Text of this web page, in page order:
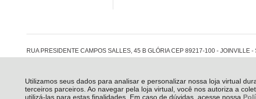
Utilizamos seus dados para analisar e personalizar nossa loja virtual
terceiros parceiros. Ao navegar pela loja virtual, você nos autoriza a
utilizá-las para estas finalidades. Em caso de dúvidas, acesse nossa
RUA PRESIDENTE CAMPOS SALLES, 45 B GLÓRIA CEP 89217-100 - JOINVILLE -